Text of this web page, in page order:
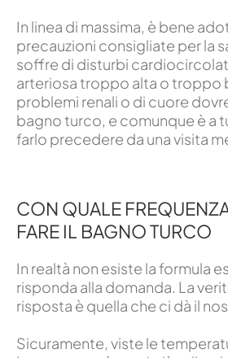
In linea di massima, è bene
precauzioni consigliate per la
soffre di disturbi
arteriosa troppo alta o troppo
problemi renali o di cuore
bagno turco, e comunque è a
farlo precedere da una visita
CON QUALE
FARE IL BAGNO TURCO
In realtà non esiste la formula
risponda alla domanda. La
risposta è quella che ci dà il
Sicuramente, viste le